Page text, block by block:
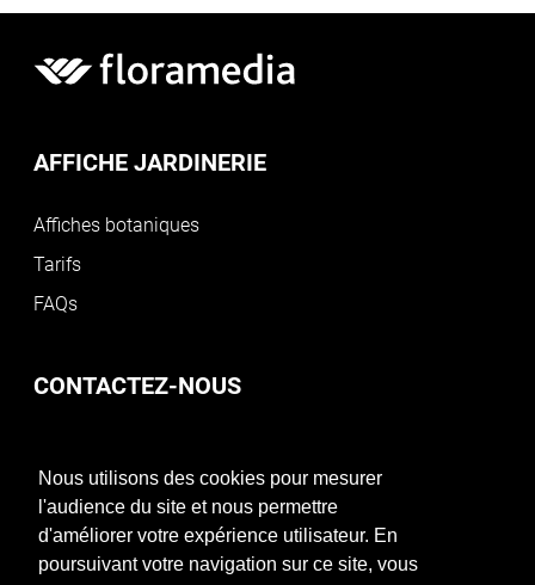
Nous utilisons des cookies pour mesurer
l'audience du site et nous permettre
d'améliorer votre expérience utilisateur. En
poursuivant votre navigation sur ce site, vous
AFFICHE JARDINERIE
Affiches botaniques
Tarifs
FAQs
CONTACTEZ-NOUS
affichejardinerie@floramedia.fr
Commencer gratuitement